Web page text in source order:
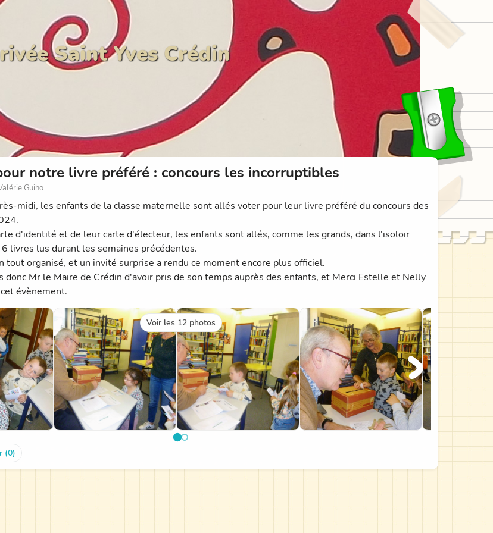
Saint Yves Crédin
notre livre préféré : concours les incorruptibles
Guiho
midi, les enfants de la classe maternelle sont allés voter pour leur livre préféré du concours des
d'identité et de leur carte d'électeur, les enfants sont allés, comme les grands, dans l'isoloir
livres lus durant les semaines précédentes.
tout organisé, et un invité surprise a rendu ce moment encore plus officiel.
donc Mr le Maire de Crédin d'avoir pris de son temps auprès des enfants, et Merci Estelle et Nelly
évènement.
Voir les 12 photos
(0)